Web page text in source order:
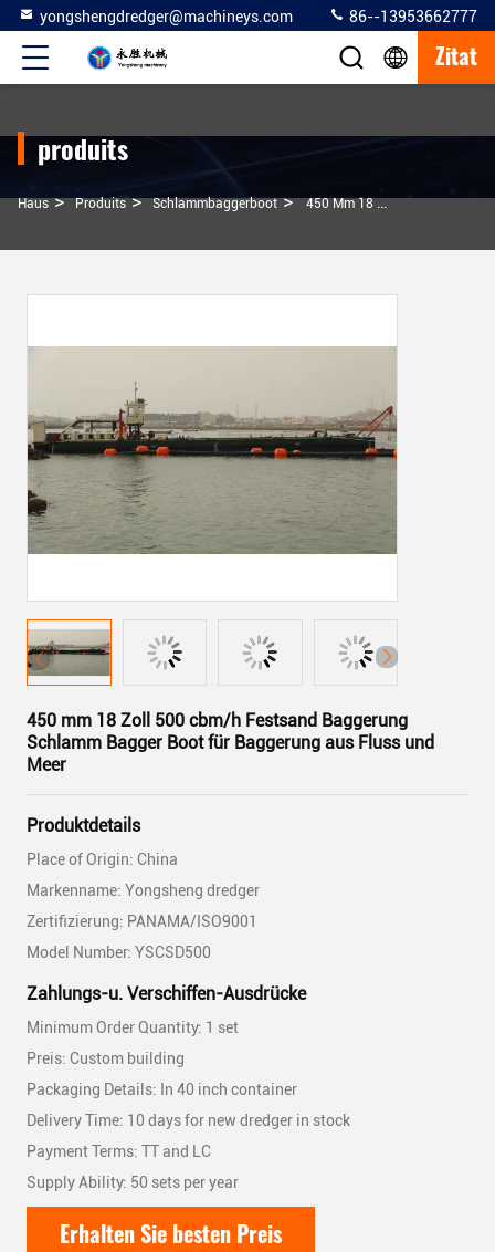
yongshengdredger@machineys.com 86--13953662777
Zitat
produits
Haus > Produits > Schlammbaggerboot > 450 Mm 18 Zoll 500 Cbm/h Festsand Baggerung Schlamm Bagger Boot Für Baggerung Aus Fluss Und Meer
450 mm 18 Zoll 500 cbm/h Festsand Baggerung
Schlamm Bagger Boot für Baggerung aus Fluss und
Meer
Produktdetails
Place of Origin: China
Markenname: Yongsheng dredger
Zertifizierung: PANAMA/ISO9001
Model Number: YSCSD500
Zahlungs-u. Verschiffen-Ausdrücke
Minimum Order Quantity: 1 set
Preis: Custom building
Packaging Details: In 40 inch container
Delivery Time: 10 days for new dredger in stock
Payment Terms: TT and LC
Supply Ability: 50 sets per year
Erhalten Sie besten Preis